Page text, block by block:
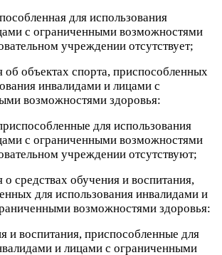
для использования
с ограниченными возможностями
учреждении отсутствует;
объектах спорта, приспособленных
инвалидами и лицами с
возможностями здоровья:
для использования
с ограниченными возможностями
учреждении отсутствуют;
средствах обучения и воспитания,
для использования инвалидами и
возможностями здоровья:
и воспитания, приспособленные для
и лицами с ограниченными